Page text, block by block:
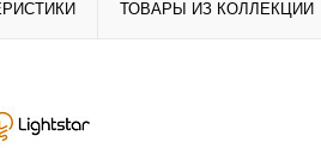
ТОВАРЫ ИЗ КОЛЛЕКЦИИ